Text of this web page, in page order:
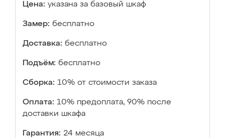
Цена: указана за базовый шкаф
Замер: бесплатно
Доставка: бесплатно
Подъём: бесплатно
Сборка: 10% от стоимости заказа
Оплата: 10% предоплата, 90% после
доставки шкафа
Гарантия: 24 месяца